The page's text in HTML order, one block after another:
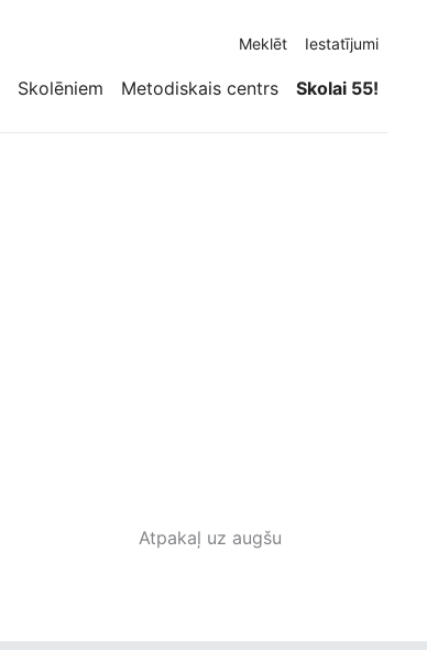
Meklēt Iestatījumi
Skolēniem Metodiskais centrs Skolai 55!
Atpakaļ uz augšu